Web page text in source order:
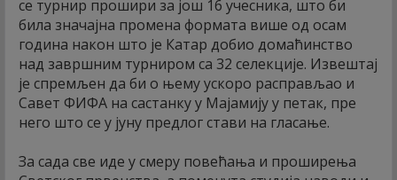
се турнир прошири за још 16 учесника, што би
била значајна промена формата више од осам
година након што је Катар добио домаћинство
над завршним турниром са 32 селекције. Извештај
је спремљен да би о њему ускоро расправљао и
Савет ФИФА на састанку у Мајамију у петак, пре
него што се у јуну предлог стави на гласање.
За сада све иде у смеру повећања и проширења